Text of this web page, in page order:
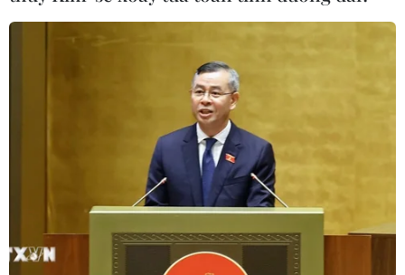
PODCAST MỚI NHẤT
Mưa dông khiến hàng
chục chuyến bay tới Nội
Houthi bị nghi đứng sau
vụ tấn công đánh chìm